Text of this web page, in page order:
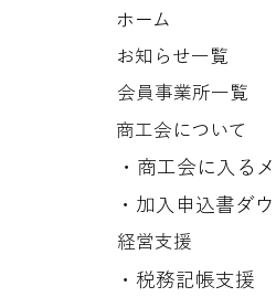
ホーム
お知らせ一覧
会員事業所一覧
商工会について
・商工会に入る
​・ 加入申込書ダ
経営支援
​・税務記帳支援